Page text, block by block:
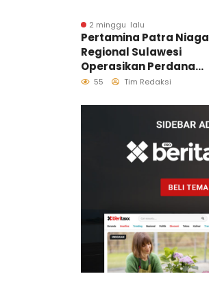
2 minggu lalu
Pertamina Patra Niaga
Regional Sulawesi
Operasikan Perdana
Ship to Ship
Distribusi B50 di
Kawasan Timur
Sulawesi
55 Tim Redaksi